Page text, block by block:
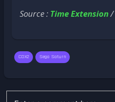
Source : Time Extension/
CDX2 Sega Saturn